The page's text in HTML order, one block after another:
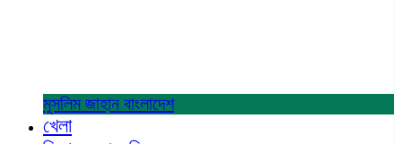
মুসলিম জাহান বাংলাদেশ
খেলা